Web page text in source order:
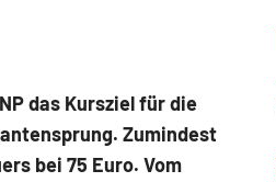
das Kursziel für die
Zumindest
bei 75 Euro. Vom